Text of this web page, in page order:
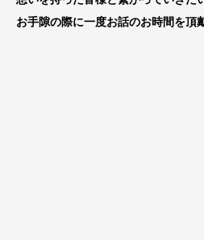
お手隙の際に一度お話のお時間を頂